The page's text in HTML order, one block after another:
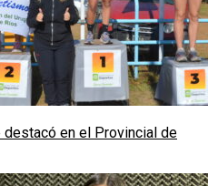
destacó en el Provincial de